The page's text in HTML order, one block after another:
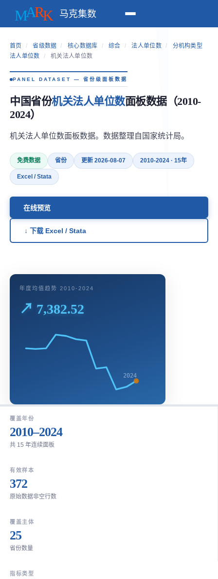
马克集数
首页 / 省级数据 / 核心数据库 / 综合 / 法人单位数 /
分机构类型
法人单位数
/ 机关法人单位数
PANEL DATASET — 省份级面板数据
中国省份机关法人单位数面板数据（2010-
2024）
机关法人单位数面板数据。数据整理自国家统计局。
免费数据 省份 更新 2026-08-07 2010-2024 · 15年
Excel / Stata
在线预览
↓ 下载 Excel / Stata
年度均值趋势 2010-2024
↗ 7,382.52
2024
覆盖年份
2010–2024
共 15 年连续面板
有效样本
372
原始数据非空行数
覆盖主体
25
省份数量
指标类型